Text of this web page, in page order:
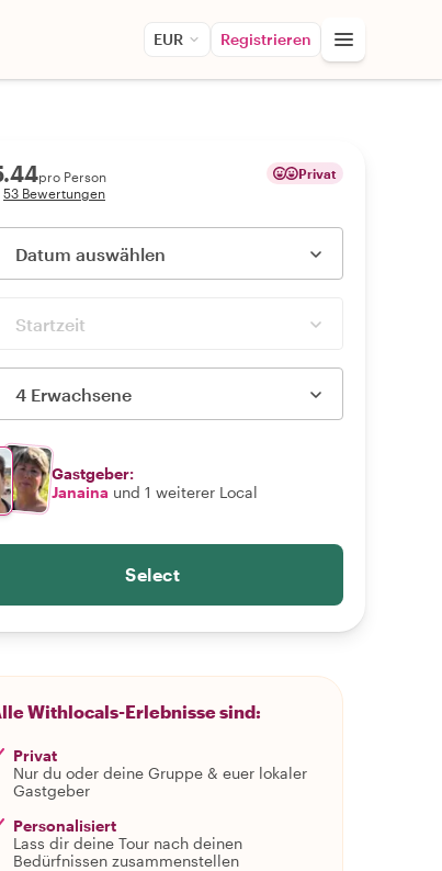
EUR Registrieren
pro Person
53 Bewertungen
Privat
Datum auswählen
Startzeit
4 Erwachsene
Gastgeber:
Janaina und 1 weiterer Local
Select
Withlocals-Erlebnisse sind:
Privat
Nur du oder deine Gruppe & euer lokaler
Gastgeber
Personalisiert
Lass dir deine Tour nach deinen
Bedürfnissen zusammenstellen